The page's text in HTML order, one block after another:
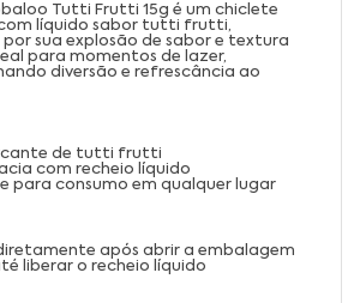
Tutti Frutti 15g é um chiclete
líquido sabor tutti frutti,
sua explosão de sabor e textura
para momentos de lazer,
diversão e refrescância ao
de tutti frutti
com recheio líquido
para consumo em qualquer lugar
após abrir a embalagem
liberar o recheio líquido